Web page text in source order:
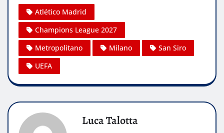
Atlético Madrid
Champions League 2027
Metropolitano
Milano
San Siro
UEFA
Luca Talotta